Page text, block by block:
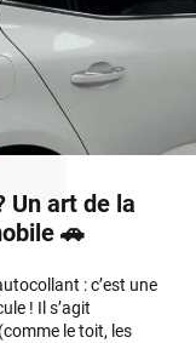
Un art de la
🚗
: c’est une
! Il s’agit
le toit, les